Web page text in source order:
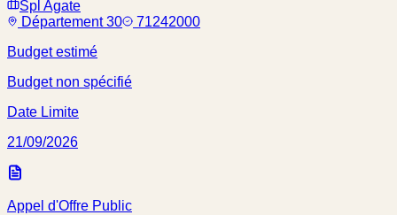
Spl Agate
Département 30
71242000
Budget estimé
Budget non spécifié
Date Limite
21/09/2026
Appel d'Offre Public